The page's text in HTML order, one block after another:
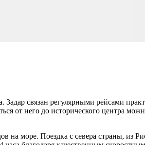
Задар связан регулярными рейсами
от него до исторического центра
на море. Поездка с севера страны, из